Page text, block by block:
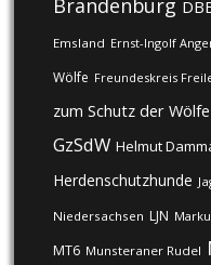
Brandenburg
Emsland Ernst-Ingolf
Wölfe Freundeskreis
zum Schutz der Wölfe
GzSdW Helmut
Herdenschutzhunde
Niedersachsen LJN
MT6 Munsteraner Rudel